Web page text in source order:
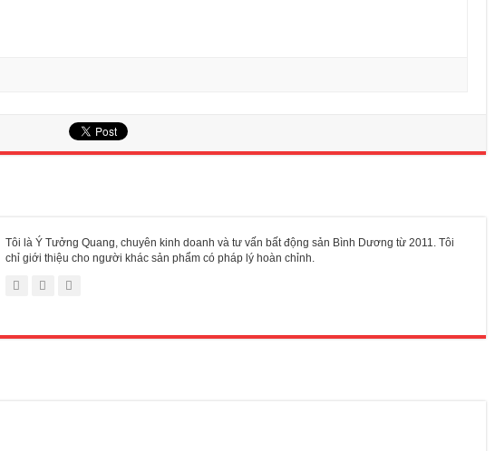
Tôi là Ý Tưởng Quang, chuyên kinh doanh và tư vấn bất động sản Bình Dương từ 2011. Tôi
chỉ giới thiệu cho người khác sản phẩm có pháp lý hoàn chỉnh.